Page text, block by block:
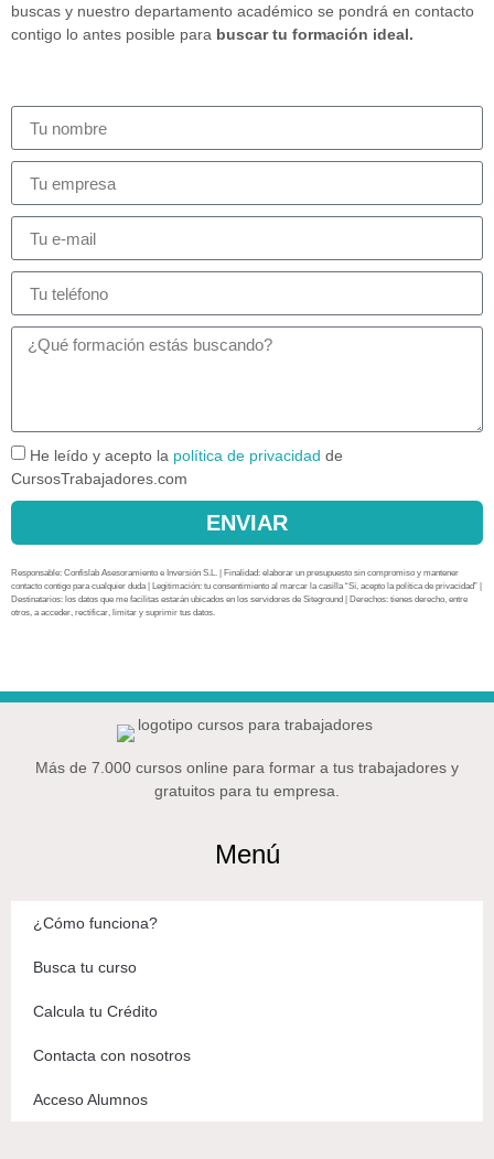
buscas y nuestro departamento académico se pondrá en contacto
contigo lo antes posible para buscar tu formación ideal.
He leído y acepto la política de privacidad de
CursosTrabajadores.com
ENVIAR
Responsable: Confislab Asesoramiento e Inversión S.L. | Finalidad: elaborar un presupuesto sin compromiso y mantener
contacto contigo para cualquier duda | Legitimación: tu consentimiento al marcar la casilla “Sí, acepto la política de privacidad” |
Destinatarios: los datos que me facilitas estarán ubicados en los servidores de Siteground | Derechos: tienes derecho, entre
otros, a acceder, rectificar, limitar y suprimir tus datos.
Más de 7.000 cursos online para formar a tus trabajadores y
gratuitos para tu empresa.
Menú
¿Cómo funciona?
Busca tu curso
Calcula tu Crédito
Contacta con nosotros
Acceso Alumnos